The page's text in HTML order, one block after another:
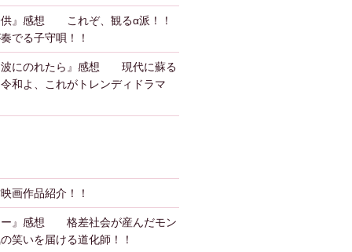
供』感想 これぞ、観るα派！！
でる子守唄！！
波にのれたら』感想 現代に蘇る
和よ、これがトレンディドラマ
画作品紹介！！
ー』感想 格差社会が産んだモン
笑いを届ける道化師！！